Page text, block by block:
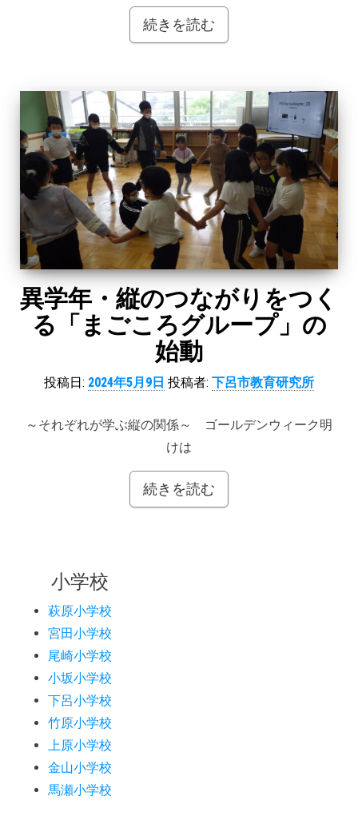
続きを読む
異学年・縦のつながりをつく
る「まごころグループ」の
始動
投稿日: 2024年5月9日 投稿者: 下呂市教育研究所
～それぞれが学ぶ縦の関係～ ゴールデンウィーク明
けは
続きを読む
小学校
萩原小学校
宮田小学校
尾崎小学校
小坂小学校
下呂小学校
竹原小学校
上原小学校
金山小学校
馬瀬小学校